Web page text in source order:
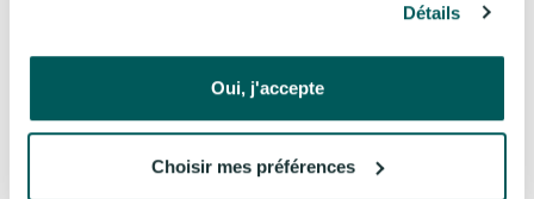
Détails
Oui, j'accepte
Choisir mes préférences